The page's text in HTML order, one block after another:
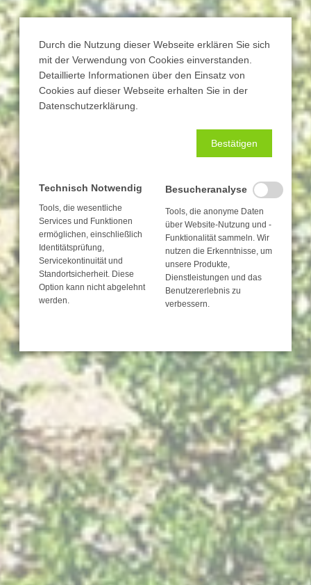
Durch die Nutzung dieser Webseite erklären Sie sich
mit der Verwendung von Cookies einverstanden.
Detaillierte Informationen über den Einsatz von
Cookies auf dieser Webseite erhalten Sie in der
Datenschutzerklärung.
Bestätigen
Technisch Notwendig
Tools, die wesentliche
Services und Funktionen
ermöglichen, einschließlich
Identitätsprüfung,
Servicekontinuität und
Standortsicherheit. Diese
Option kann nicht abgelehnt
werden.
Besucheranalyse
Tools, die anonyme Daten
über Website-Nutzung und -
Funktionalität sammeln. Wir
nutzen die Erkenntnisse, um
unsere Produkte,
Dienstleistungen und das
Benutzererlebnis zu
verbessern.